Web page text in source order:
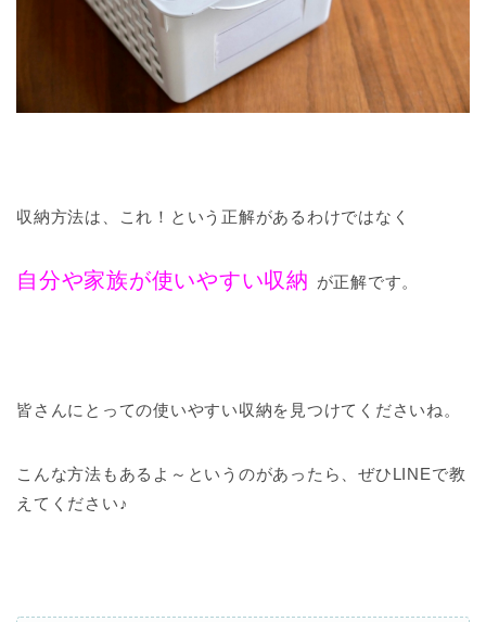
収納方法は、これ！という正解があるわけではなく
自分や家族が使いやすい収納 が正解です。
皆さんにとっての使いやすい収納を見つけてくださいね。
こんな方法もあるよ～というのがあったら、ぜひLINEで教
えてください♪